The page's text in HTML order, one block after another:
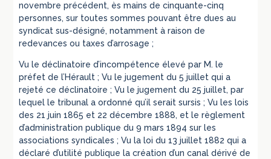
novembre précédent, ès mains de cinquante-cinq
personnes, sur toutes sommes pouvant être dues au
syndicat sus-désigné, notamment à raison de
redevances ou taxes d’arrosage ;
Vu le déclinatoire d’incompétence élevé par M. le
préfet de l’Hérault ; Vu le jugement du 5 juillet qui a
rejeté ce déclinatoire ; Vu le jugement du 25 juillet, par
lequel le tribunal a ordonné qu’il serait sursis ; Vu les lois
des 21 juin 1865 et 22 décembre 1888, et le règlement
d’administration publique du 9 mars 1894 sur les
associations syndicales ; Vu la loi du 13 juillet 1882 qui a
déclaré d’utilité publique la création d’un canal dérivé de